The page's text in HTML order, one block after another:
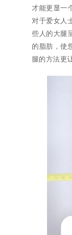
才能更显一
对于爱女人
些人的大腿
的脂肪，使
腿的方法更